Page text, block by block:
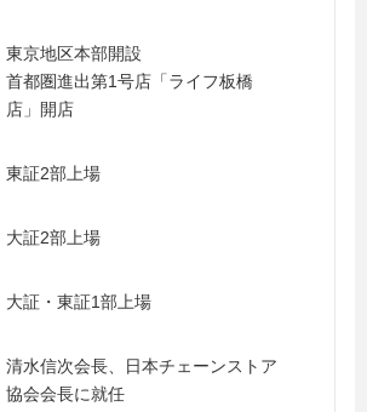
東京地区本部開設
首都圏進出第1号店「ライフ板橋
店」開店
東証2部上場
大証2部上場
大証・東証1部上場
清水信次会長、日本チェーンストア
協会会長に就任